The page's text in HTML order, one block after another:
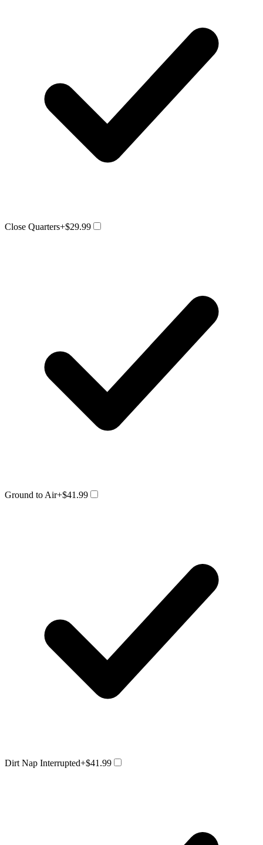
Close Quarters+$29.99
Ground to Air+$41.99
Dirt Nap Interrupted+$41.99